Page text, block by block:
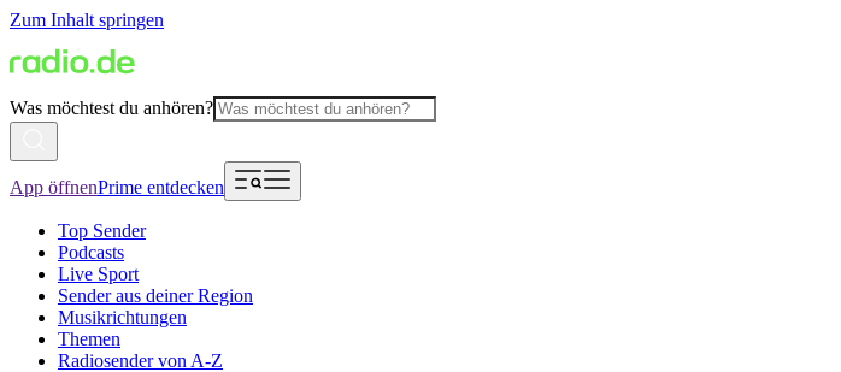
Zum Inhalt springen
Was möchtest du anhören?
App öffnenPrime entdecken
Top Sender
Podcasts
Live Sport
Sender aus deiner Region
Musikrichtungen
Themen
Radiosender von A-Z